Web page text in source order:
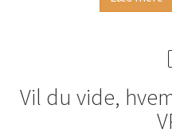
Vil du vide,